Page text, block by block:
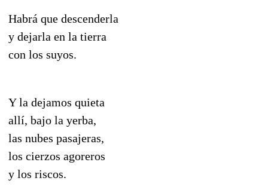
Habrá que descenderla
y dejarla en la tierra
con los suyos.
Y la dejamos quieta
allí, bajo la yerba,
las nubes pasajeras,
los cierzos agoreros
y los riscos.